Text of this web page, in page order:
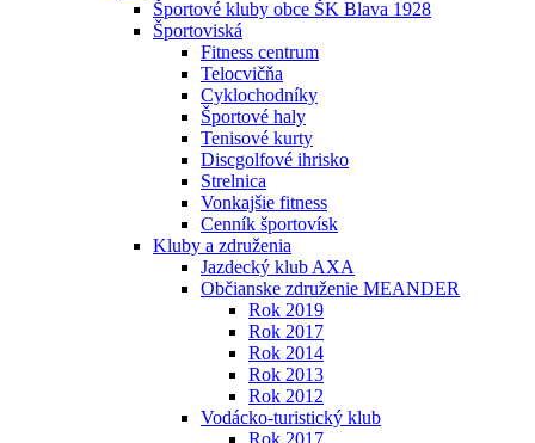
Športové kluby obce ŠK Blava 1928
Športoviská
Fitness centrum
Telocvičňa
Cyklochodníky
Športové haly
Tenisové kurty
Discgolfové ihrisko
Strelnica
Vonkajšie fitness
Cenník športovísk
Kluby a združenia
Jazdecký klub AXA
Občianske združenie MEANDER
Rok 2019
Rok 2017
Rok 2014
Rok 2013
Rok 2012
Vodácko-turistický klub
Rok 2017